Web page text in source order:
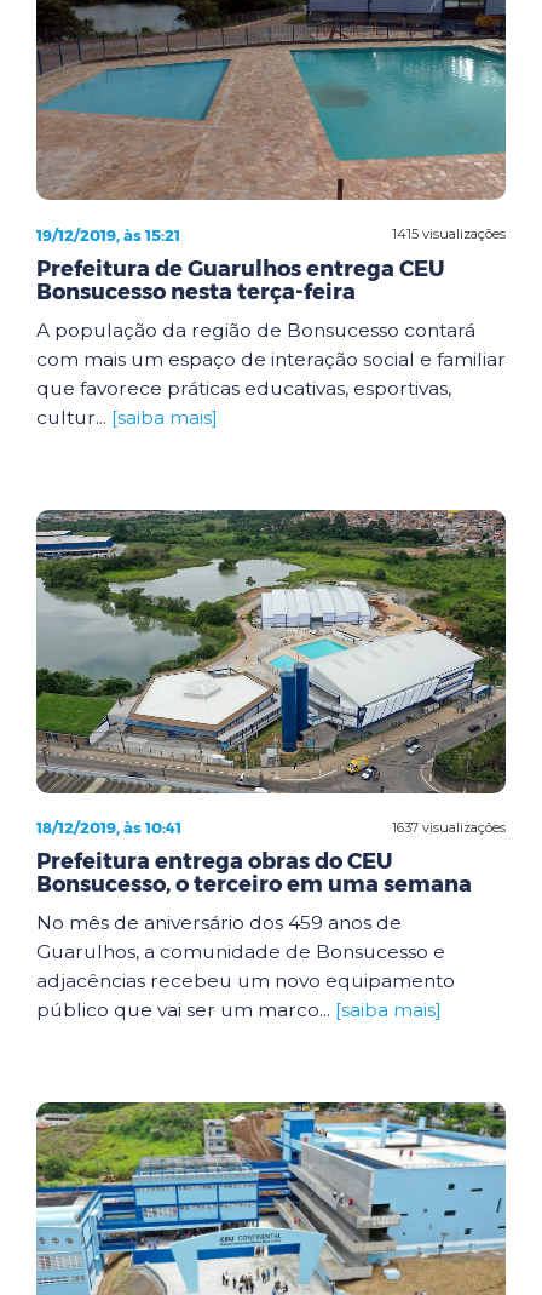
1415 visualizações
19/12/2019, às 15:21
Prefeitura de Guarulhos entrega CEU
Bonsucesso nesta terça-feira
A população da região de Bonsucesso contará
com mais um espaço de interação social e familiar
que favorece práticas educativas, esportivas,
cultur... [saiba mais]
1637 visualizações
18/12/2019, às 10:41
Prefeitura entrega obras do CEU
Bonsucesso, o terceiro em uma semana
No mês de aniversário dos 459 anos de
Guarulhos, a comunidade de Bonsucesso e
adjacências recebeu um novo equipamento
público que vai ser um marco... [saiba mais]